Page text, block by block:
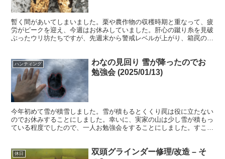
暫く間があいてしまいました。栗や農作物の収穫時期と重なって、疲
労がピークを迎え、今週はお休みしていました。肝心の蹴り糸を見破
ぶったウリ坊たちですが、先週末から警戒レベルが上がり、箱罠の中
ハンティング
わなの見回り 雪が降ったのでお
勉強会 (2025/01/13)
今年初めて雪が積雪しました。雪が積もるとくくり罠は役に立たない
のでお休みすることにしました。幸いに、実家の山は少し雪が積もっ
ている程度でしたので、一人お勉強会をすることにしました。すこし
休日
双頭グラインダー修理/改造 – そ